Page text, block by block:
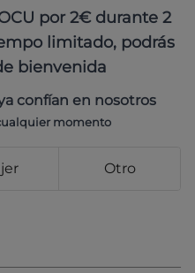
por 2€ durante 2
limitado, podrás
bienvenida
confían en nosotros
momento
Otro